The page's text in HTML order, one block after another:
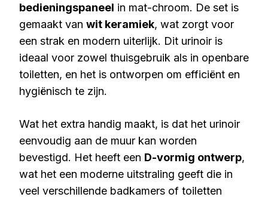
bedieningspaneel in mat-chroom. De set is
gemaakt van wit keramiek, wat zorgt voor
een strak en modern uiterlijk. Dit urinoir is
ideaal voor zowel thuisgebruik als in openbare
toiletten, en het is ontworpen om efficiënt en
hygiënisch te zijn.
Wat het extra handig maakt, is dat het urinoir
eenvoudig aan de muur kan worden
bevestigd. Het heeft een D-vormig ontwerp,
wat het een moderne uitstraling geeft die in
veel verschillende badkamers of toiletten